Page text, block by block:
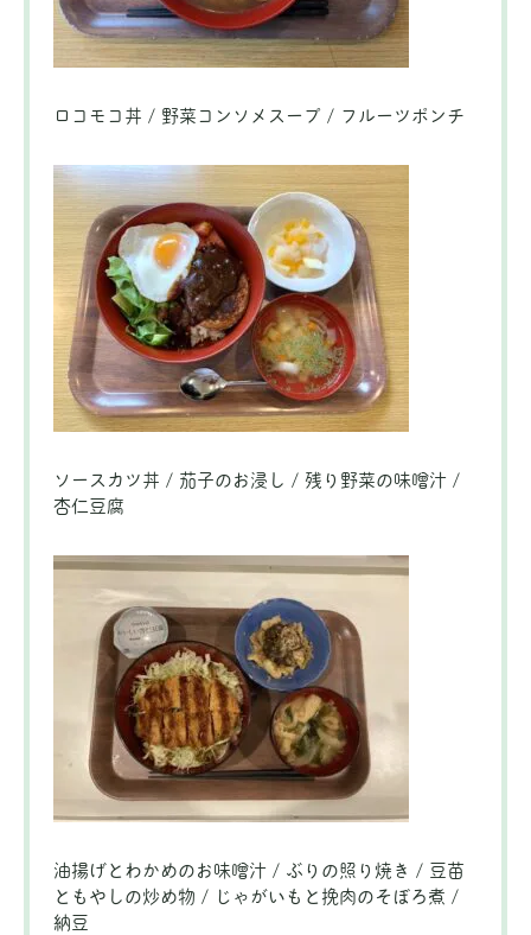
ロコモコ丼 / 野菜コンソメスープ / フルーツポンチ
ソースカツ丼 / 茄子のお浸し / 残り野菜の味噌汁 /
杏仁豆腐
油揚げとわかめのお味噌汁 / ぶりの照り焼き / 豆苗
ともやしの炒め物 / じゃがいもと挽肉のそぼろ煮 /
納豆